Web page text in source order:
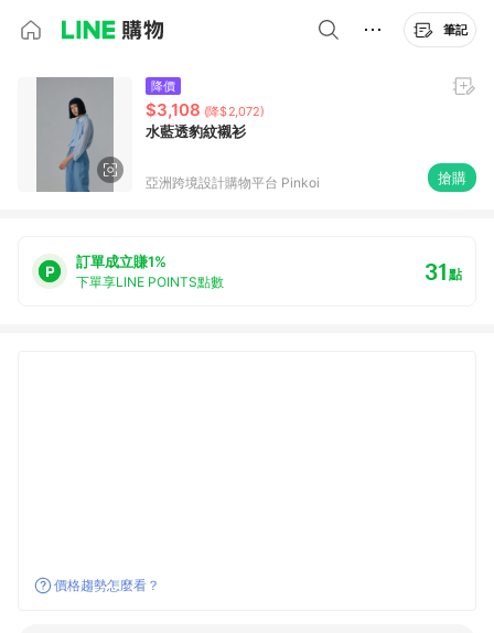
筆記
降價
$3,108 (降$2,072)
水藍透豹紋襯衫
亞洲跨境設計購物平台 Pinkoi 搶購
訂單成立賺1%
下單享LINE POINTS點數 31點
價格趨勢怎麼看？